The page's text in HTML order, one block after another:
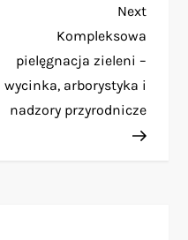
Next
Post
Next
Kompleksowa
pielęgnacja zieleni –
wycinka, arborystyka i
nadzory przyrodnicze